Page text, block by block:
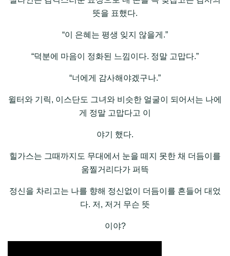
뜻을 표했다.
“이 은혜는 평생 잊지 않을게.”
“덕분에 마음이 정화된 느낌이다. 정말 고맙다.”
“너에게 감사해야겠구나.”
윌터와 기릭, 이스단도 그녀와 비슷한 얼굴이 되어서는 나에
게 정말 고맙다고 이
야기 했다.
힐가스는 그때까지도 무대에서 눈을 떼지 못한 채 더듬이를
움찔거리다가 퍼뜩
정신을 차리고는 나를 향해 정신없이 더듬이를 흔들어 대었
다. 저, 저거 무슨 뜻
이야?